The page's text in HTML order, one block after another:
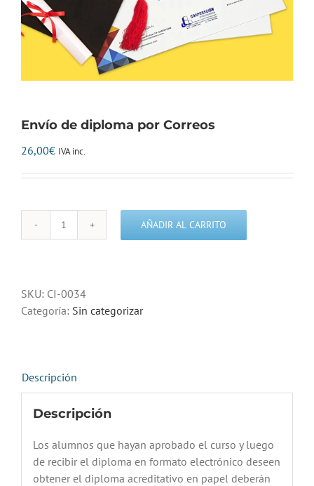
Envío de diploma por Correos
26,00€ IVA inc.
Envío
Correos
cantidad
AÑADIR AL CARRITO
SKU: CI-0034
Categoría: Sin categorizar
Descripción
Descripción
Los alumnos que hayan aprobado el curso y luego
de recibir el diploma en formato electrónico deseen
obtener el diploma acreditativo en papel deberán